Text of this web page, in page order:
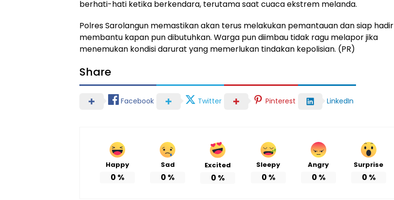
berhati-hati ketika berkendara, terutama saat cuaca ekstrem melanda.
Polres Sarolangun memastikan akan terus melakukan pemantauan dan siap hadir
membantu kapan pun dibutuhkan. Warga pun diimbau tidak ragu melapor jika
menemukan kondisi darurat yang memerlukan tindakan kepolisian. (PR)
Share
Facebook Twitter Pinterest LinkedIn
Happy
0 %
Sad
0 %
Excited
0 %
Sleepy
0 %
Angry
0 %
Surprise
0 %